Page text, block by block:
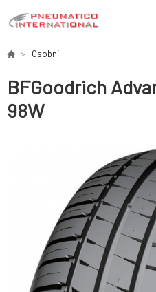
Osobní
BFGoodrich
98W